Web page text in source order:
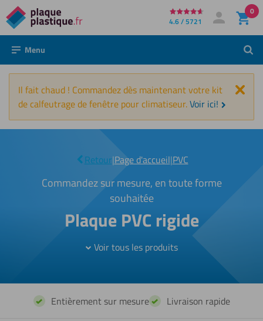
Directement
au
contenu
4.6 / 5721 Mon compte
Se connecter
0
Menu
Il fait chaud ! Commandez dès maintenant votre kit
de calfeutrage de fenêtre pour climatiseur.Voir ici!
Retour|Page d'accueil|PVC
| PVC
rigide
Plaque PVC rigide
Commandez sur mesure, en toute forme
souhaitée
Voir tous les produits
Entièrement sur mesure Livraison rapide